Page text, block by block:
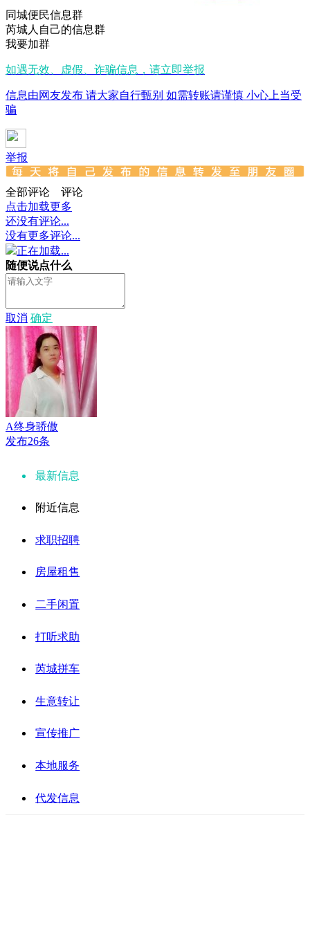
同城便民信息群
芮城人自己的信息群
我要加群
如遇无效、虚假、诈骗信息，请立即举报
信息由网友发布 请大家自行甄别 如需转账请谨慎 小心上当受
骗
举报
全部评论
评论
点击加载更多
还没有评论...
没有更多评论...
正在加载...
随便说点什么
取消 确定
A终身骄傲
发布26条
最新信息
附近信息
求职招聘
房屋租售
二手闲置
打听求助
芮城拼车
生意转让
宣传推广
本地服务
代发信息